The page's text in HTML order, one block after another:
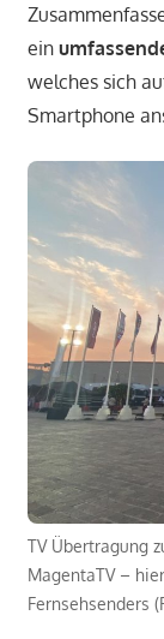
ein
welches sich
Smartphone
TV Übertragung
MagentaTV –
Fernsehsenders